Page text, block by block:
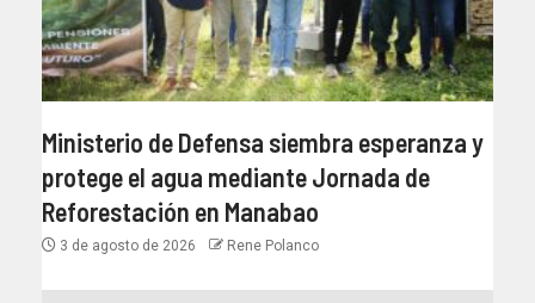
Ministerio de Defensa siembra esperanza y
protege el agua mediante Jornada de
Reforestación en Manabao
3 de agosto de 2026 Rene Polanco